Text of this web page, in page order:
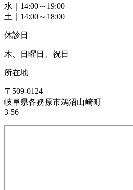
水｜14:00～19:00
土｜14:00～18:00
休診日
木、日曜日、祝日
所在地
〒509-0124
岐阜県各務原市鵜沼山崎町
3-56